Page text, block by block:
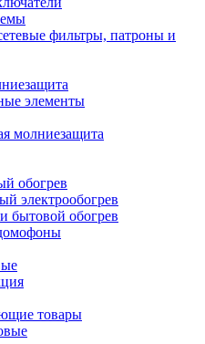
фильтры, патроны и
элементы
молниезащита
обогрев
электрообогрев
бытовой обогрев
товары